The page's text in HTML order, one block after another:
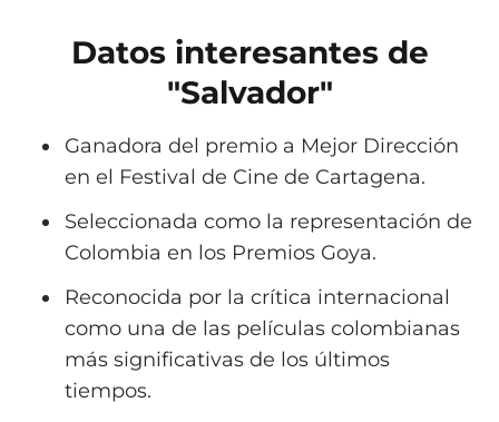
Datos interesantes de
"Salvador"
Ganadora del premio a Mejor Dirección
en el Festival de Cine de Cartagena.
Seleccionada como la representación de
Colombia en los Premios Goya.
Reconocida por la crítica internacional
como una de las películas colombianas
más significativas de los últimos
tiempos.